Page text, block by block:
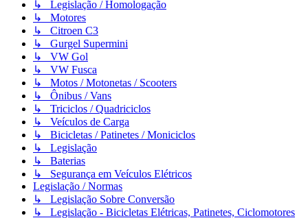
↳ Legislação / Homologação
↳ Motores
↳ Citroen C3
↳ Gurgel Supermini
↳ VW Gol
↳ VW Fusca
↳ Motos / Motonetas / Scooters
↳ Ônibus / Vans
↳ Triciclos / Quadriciclos
↳ Veículos de Carga
↳ Bicicletas / Patinetes / Moniciclos
↳ Legislação
↳ Baterias
↳ Segurança em Veículos Elétricos
Legislação / Normas
↳ Legislação Sobre Conversão
↳ Legislação - Bicicletas Elétricas, Patinetes, Ciclomotores